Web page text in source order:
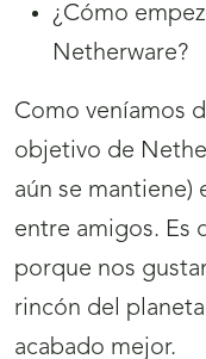
¿Cómo
Netherware?
Como veníamos
objetivo de
aún se mantiene)
entre amigos. Es
porque nos
rincón del
acabado mejor.